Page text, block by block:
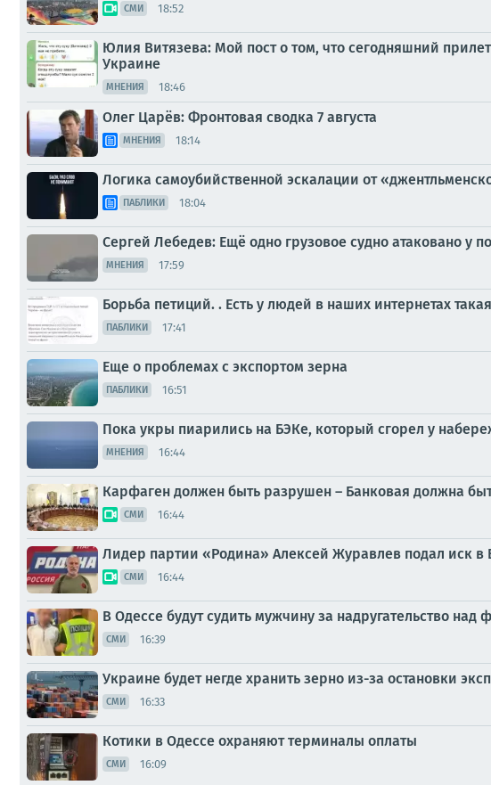
СМИ 18:52
Юлия Витязева: Мой пост о том, что сегодняшний
Украине
МНЕНИЯ 18:46
Олег Царёв: Фронтовая сводка 7 августа
МНЕНИЯ 18:14
Логика самоубийственной эскалации от
ПАБЛИКИ 18:04
Сергей Лебедев: Ещё одно грузовое судно атаковано у
МНЕНИЯ 17:59
Борьба петиций. . Есть у людей в наших интернетах
ПАБЛИКИ 17:41
Еще о проблемах с экспортом зерна
ПАБЛИКИ 16:51
Пока укры пиарились на БЭКе, который сгорел у
МНЕНИЯ 16:44
Карфаген должен быть разрушен – Банковая должна
СМИ 16:44
Лидер партии «Родина» Алексей Журавлев подал иск
СМИ 16:44
В Одессе будут судить мужчину за надругательство над
СМИ 16:39
Украине будет негде хранить зерно из-за остановки
СМИ 16:33
Котики в Одессе охраняют терминалы оплаты
СМИ 16:09